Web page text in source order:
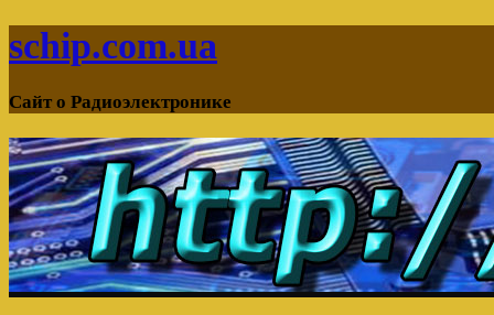
schip.com.ua
Сайт о Радиоэлектронике